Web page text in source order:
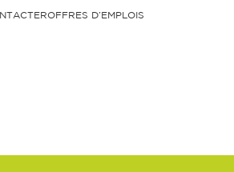
OFFRES D’EMPLOIS